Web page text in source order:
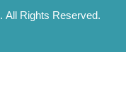
. All Rights Reserved.